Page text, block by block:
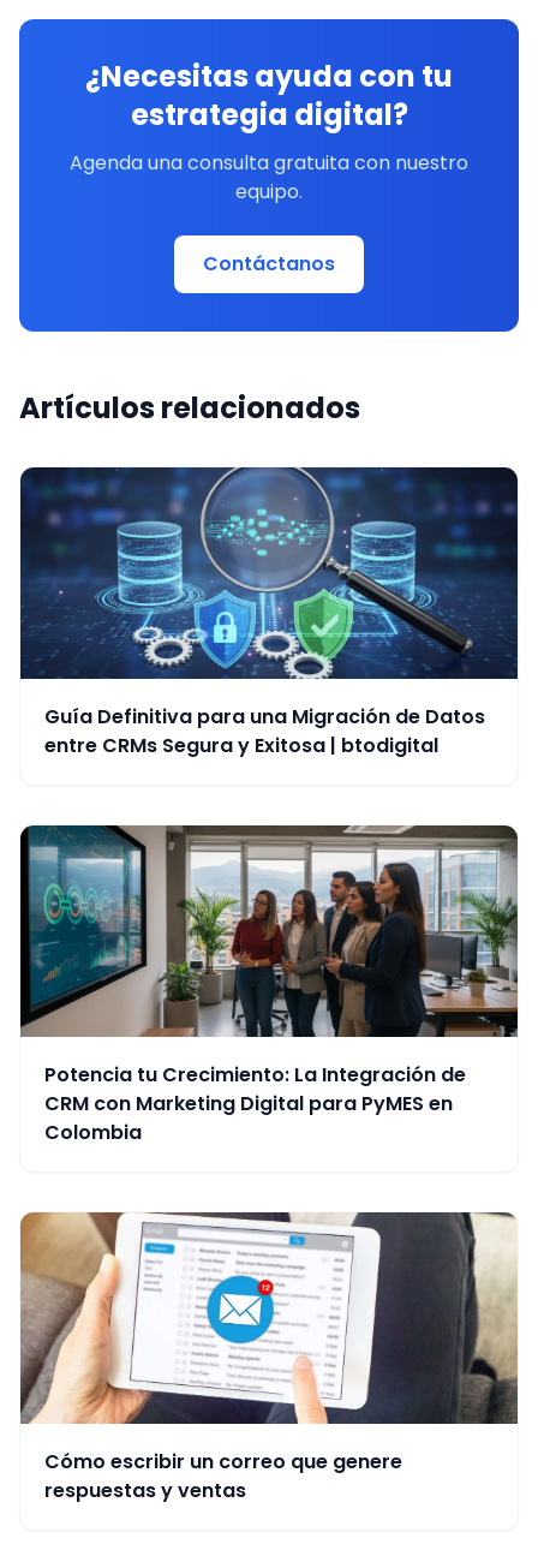
¿Necesitas ayuda con tu
estrategia digital?
Agenda una consulta gratuita con nuestro
equipo.
Contáctanos
Artículos relacionados
Guía Definitiva para una Migración de Datos
entre CRMs Segura y Exitosa | btodigital
Potencia tu Crecimiento: La Integración de
CRM con Marketing Digital para PyMES en
Colombia
Cómo escribir un correo que genere
respuestas y ventas